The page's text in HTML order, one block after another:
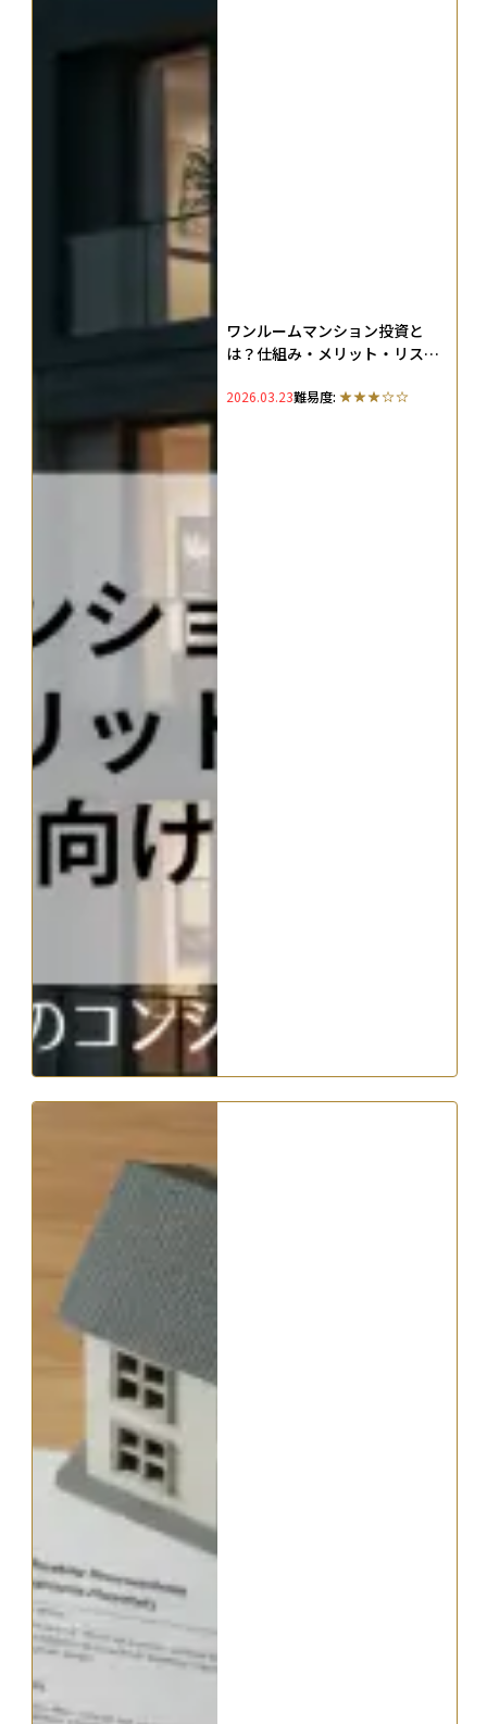
ワンルームマンション投資と
は？仕組み・メリット・リスク
2026.03.23難易度: